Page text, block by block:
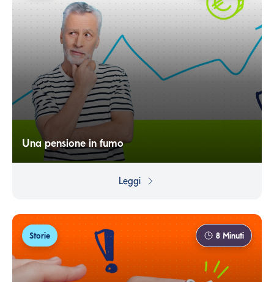
Una pensione in fumo
Ci sono spese superflue che diventano ricorrenti e che
discussione. Ma se quegli stessi soldi che spendiamo per
Leggi
Storie 8 Minuti